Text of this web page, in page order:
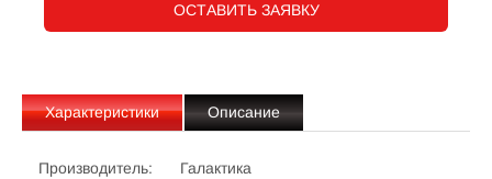
ОСТАВИТЬ ЗАЯВКУ
Характеристики Описание
Производитель:
Галактика